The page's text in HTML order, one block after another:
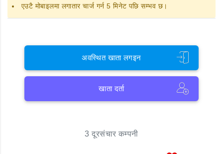
एउटै मोबाइलमा लगातार चार्ज गर्न 5 मिनेट पछि सम्भव छ।
अवस्थित खाता लगइन
खाता दर्ता
3 दूरसंचार कम्पनी